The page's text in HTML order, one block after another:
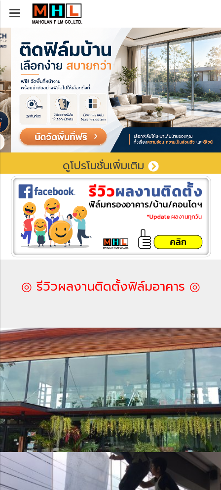
ดูโปรโมชั่นเพิ่มเติม
◎ รีวิวผลงานติดตั้งฟิล์มอาคาร ◎